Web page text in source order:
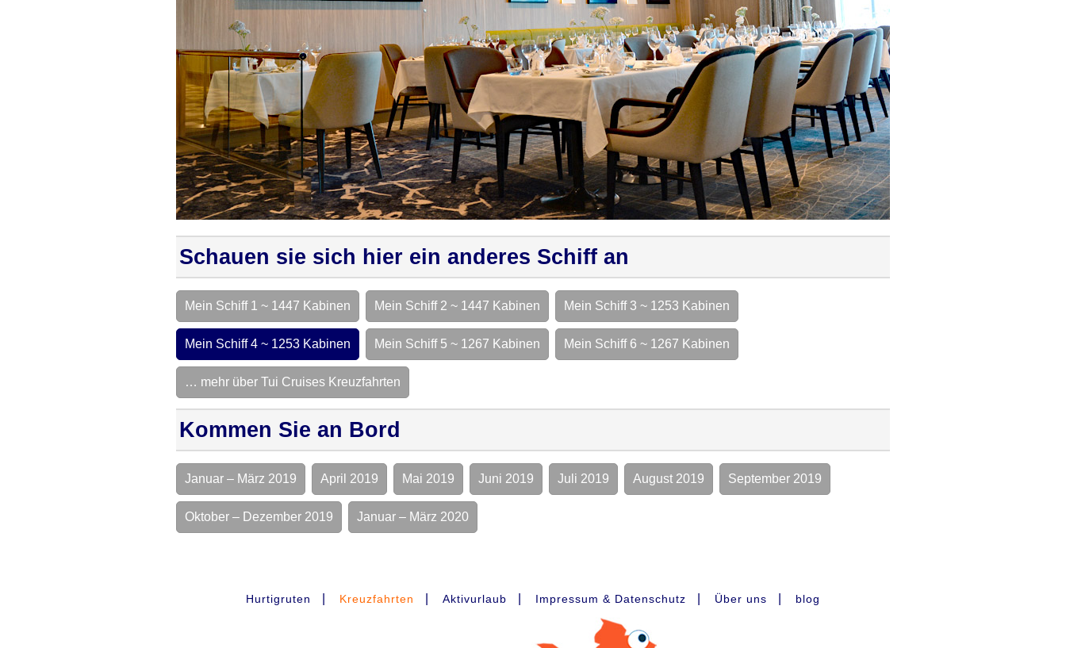
Schauen sie sich hier ein anderes Schiff an
Mein Schiff 1 ~ 1447 Kabinen Mein Schiff 2 ~ 1447 Kabinen Mein Schiff 3 ~ 1253 Kabinen
Mein Schiff 4 ~ 1253 Kabinen Mein Schiff 5 ~ 1267 Kabinen Mein Schiff 6 ~ 1267 Kabinen
… mehr über Tui Cruises Kreuzfahrten
Kommen Sie an Bord
Januar – März 2019 April 2019 Mai 2019 Juni 2019 Juli 2019 August 2019 September 2019
Oktober – Dezember 2019 Januar – März 2020
Hurtigruten Kreuzfahrten Aktivurlaub Impressum & Datenschutz Über uns blog